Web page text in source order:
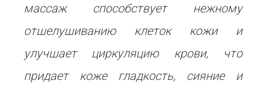
массаж способствует нежному
отшелушиванию клеток кожи и
улучшает циркуляцию крови, что
придает коже гладкость, сияние и